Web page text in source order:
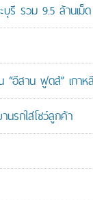
รวม 9.5 ล้านเม็
สาน ฟูดส์” เกาหลี
รกใส่โชว์ลูกค้า